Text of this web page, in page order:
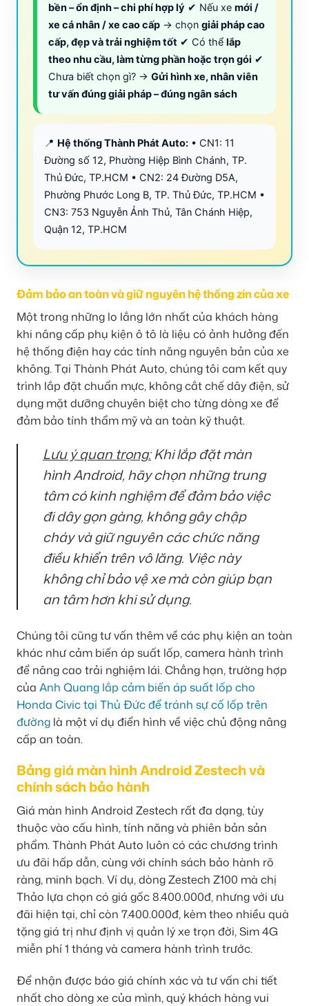
bền – ổn định – chi phí hợp lý ✔ Nếu xe mới /
xe cá nhân / xe cao cấp → chọn giải pháp cao
cấp, đẹp và trải nghiệm tốt ✔ Có thể lắp
theo nhu cầu, làm từng phần hoặc trọn gói ✔
Chưa biết chọn gì? → Gửi hình xe, nhân viên
tư vấn đúng giải pháp – đúng ngân sách
📍 Hệ thống Thành Phát Auto: • CN1: 11
Đường số 12, Phường Hiệp Bình Chánh, TP.
Thủ Đức, TP.HCM • CN2: 24 Đường D5A,
Phường Phước Long B, TP. Thủ Đức, TP.HCM •
CN3: 753 Nguyễn Ảnh Thủ, Tân Chánh Hiệp,
Quận 12, TP.HCM
Đảm bảo an toàn và giữ nguyên hệ thống zin của xe
Một trong những lo lắng lớn nhất của khách hàng
khi nâng cấp phụ kiện ô tô là liệu có ảnh hưởng đến
hệ thống điện hay các tính năng nguyên bản của xe
không. Tại Thành Phát Auto, chúng tôi cam kết quy
trình lắp đặt chuẩn mực, không cắt chế dây điện, sử
dụng mặt dưỡng chuyên biệt cho từng dòng xe để
đảm bảo tính thẩm mỹ và an toàn kỹ thuật.
Lưu ý quan trọng:Khi lắp đặt màn
hình Android, hãy chọn những trung
tâm có kinh nghiệm để đảm bảo việc
đi dây gọn gàng, không gây chập
cháy và giữ nguyên các chức năng
điều khiển trên vô lăng. Việc này
không chỉ bảo vệ xe mà còn giúp bạn
an tâm hơn khi sử dụng.
Chúng tôi cũng tư vấn thêm về các phụ kiện an toàn
khác như cảm biến áp suất lốp, camera hành trình
để nâng cao trải nghiệm lái. Chẳng hạn, trường hợp
của Anh Quang lắp cảm biến áp suất lốp cho
Honda Civic tại Thủ Đức để tránh sự cố lốp trên
đường là một ví dụ điển hình về việc chủ động nâng
cấp an toàn.
Bảng giá màn hình Android Zestech và
chính sách bảo hành
Giá màn hình Android Zestech rất đa dạng, tùy
thuộc vào cấu hình, tính năng và phiên bản sản
phẩm. Thành Phát Auto luôn có các chương trình
ưu đãi hấp dẫn, cùng với chính sách bảo hành rõ
ràng, minh bạch. Ví dụ, dòng Zestech Z100 mà chị
Thảo lựa chọn có giá gốc 8.400.000đ, nhưng với ưu
đãi hiện tại, chỉ còn 7.400.000đ, kèm theo nhiều quà
tặng giá trị như định vị quản lý xe trọn đời, Sim 4G
miễn phí 1 tháng và camera hành trình trước.
Để nhận được báo giá chính xác và tư vấn chi tiết
nhất cho dòng xe của mình, quý khách hàng vui